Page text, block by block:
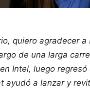
quiero agradecer
de una larga
Intel, luego
ayudó a lanzar y